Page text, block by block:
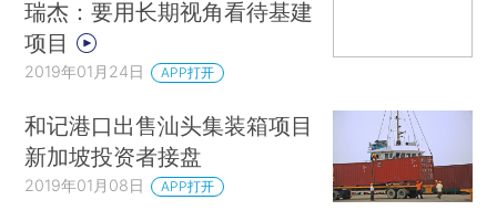
瑞杰：要用长期视角看待基建
项目
2019年01月24日 APP打开
和记港口出售汕头集装箱项目
新加坡投资者接盘
2019年01月08日 APP打开